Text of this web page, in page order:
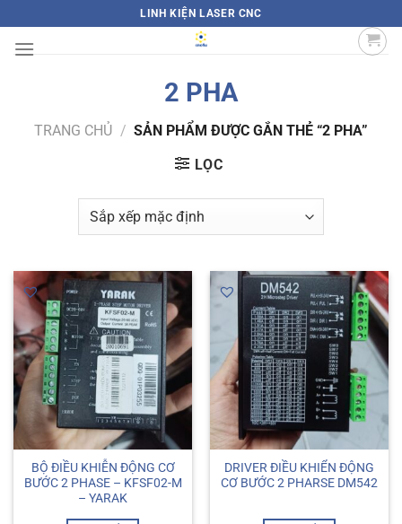
qua
nội
LINH KIỆN LASER CNC
2 PHA
TRANG CHỦ / SẢN PHẨM ĐƯỢC GẮN THẺ “2 PHA”
LỌC
BỘ ĐIỀU KHIỄN ĐỘNG CƠ
BƯỚC 2 PHASE – KFSF02-M
– YARAK
DRIVER ĐIỀU KHIỂN ĐỘNG
CƠ BƯỚC 2 PHARSE DM542